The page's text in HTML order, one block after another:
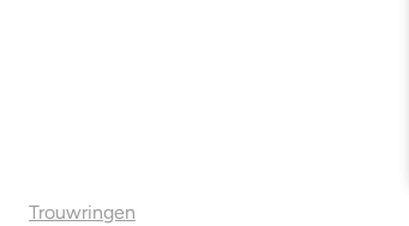
Trouwringen